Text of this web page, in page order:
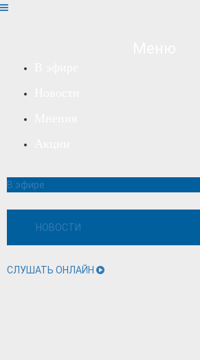
В эфире
НОВОСТИ
СЛУШАТЬ ОНЛАЙН